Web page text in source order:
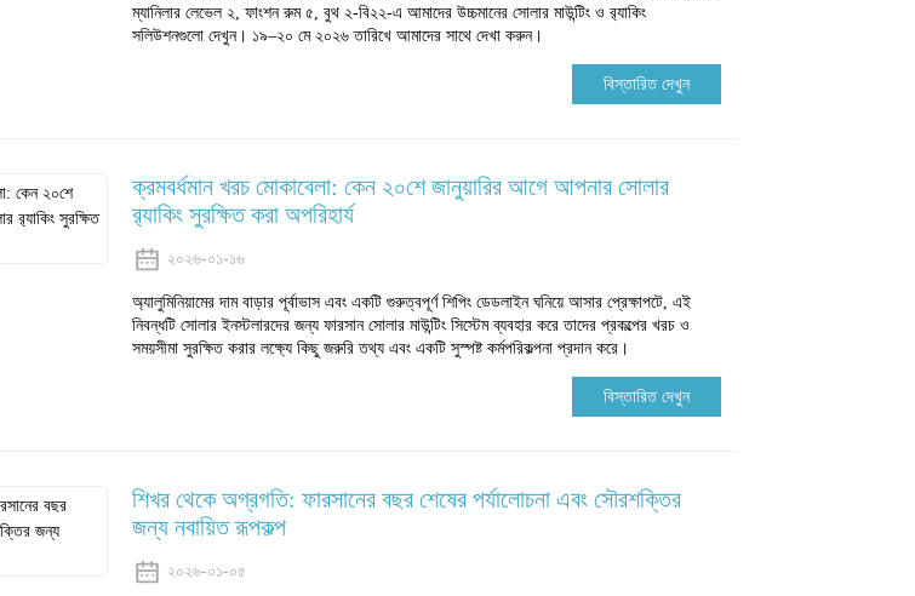
ম্যানিলার লেভেল ২, ফাংশন রুম ৫, বুথ ২-বি২২-এ আমাদের উচ্চমানের সোলার মাউন্টিং ও র‍্যাকিং
সলিউশনগুলো দেখুন। ১৯–২০ মে ২০২৬ তারিখে আমাদের সাথে দেখা করুন।
বিস্তারিত দেখুন
ক্রমবর্ধমান খরচ মোকাবেলা: কেন ২০শে জানুয়ারির আগে আপনার সোলার
র‍্যাকিং সুরক্ষিত করা অপরিহার্য
২০২৬-০১-১৬
অ্যালুমিনিয়ামের দাম বাড়ার পূর্বাভাস এবং একটি গুরুত্বপূর্ণ শিপিং ডেডলাইন ঘনিয়ে আসার প্রেক্ষাপটে, এই
নিবন্ধটি সোলার ইনস্টলারদের জন্য ফারসান সোলার মাউন্টিং সিস্টেম ব্যবহার করে তাদের প্রকল্পের খরচ ও
সময়সীমা সুরক্ষিত করার লক্ষ্যে কিছু জরুরি তথ্য এবং একটি সুস্পষ্ট কর্মপরিকল্পনা প্রদান করে।
বিস্তারিত দেখুন
শিখর থেকে অগ্রগতি: ফারসানের বছর শেষের পর্যালোচনা এবং সৌরশক্তির
জন্য নবায়িত রূপকল্প
২০২৬-০১-০৫